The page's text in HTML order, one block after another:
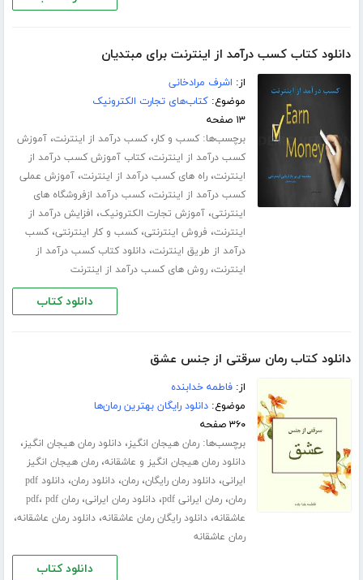
دانلود کتاب کسب درآمد از اینترنت برای مبتدیان
از: اشرف مرادخانی
موضوع:کتاب‌های تجارت الکترونیک
۱۳ صفحه
برچسب‌ها:کسب و کار،کسب درآمد از اینترنت،آموزش
کسب درآمد از اینترنت،کتاب آموزش کسب درآمد از
اینترنت،راه های کسب درآمد از اینترنت،آموزش عملی
کسب درآمد از اینترنت،کسب درآمد ازفروشگاه های
اینترنتی،آموزش تجارت الکترونیک، افزایش درآمد از
اینترنت، فروش اینترنتی،کسب و کار اینترنتی،کسب
درآمد از طریق اینترنت،دانلود کتاب کسب درآمد از
اینترنت،روش های کسب درآمد از اینترنت
دانلود کتاب
دانلود کتاب رمان سرقتی از جنس عشق
از:فاطمه خدابنده
موضوع:دانلود رایگان بهترین رمان‌ها
۳۶۰ صفحه
برچسب‌ها:رمان هیجان انگیز،دانلود رمان هیجان انگیز،
دانلود رمان هیجان انگیز و عاشقانه،رمان هیجان انگیز
ایرانی،دانلود رمان رایگان،رمان،دانلود رمان،
دانلود pdf
رمان،رمان ایرانی pdf ،دانلود رمان ایرانی،رمان pdf ، pdf
عاشقانه،دانلود رایگان رمان عاشقانه،دانلود رمان عاشقانه،
رمان عاشقانه
دانلود کتاب